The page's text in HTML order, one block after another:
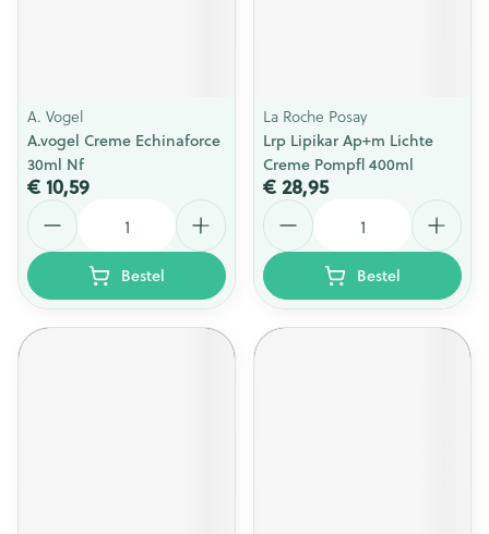
A. Vogel
A.vogel Creme Echinaforce
30ml Nf
€ 10,59
Bestel
La Roche Posay
Lrp Lipikar Ap+m Lichte
Creme Pompfl 400ml
€ 28,95
Aantal
Bestel